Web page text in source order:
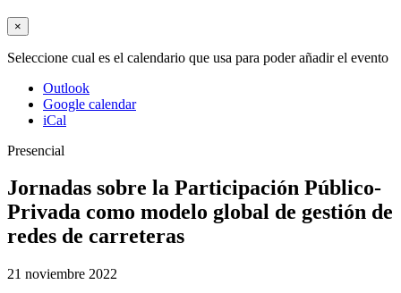
×
Seleccione cual es el calendario que usa para poder añadir el evento
Outlook
Google calendar
iCal
Presencial
Jornadas sobre la Participación Público-
Privada como modelo global de gestión de
redes de carreteras
21 noviembre 2022